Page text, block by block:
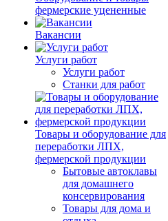
фермерские уцененные
Вакансии
Услуги работ
Услуги работ
Станки для работ
Товары и оборудование для
переработки ЛПХ,
фермерской продукции
Бытовые автоклавы
для домашнего
консервирования
Товары для дома и